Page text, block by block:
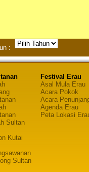
:
Sultan
Kutai
Sultan
Festival Erau
Asal Mula Erau
Acara Pokok
Acara
Agenda Erau
Peta Lokasi